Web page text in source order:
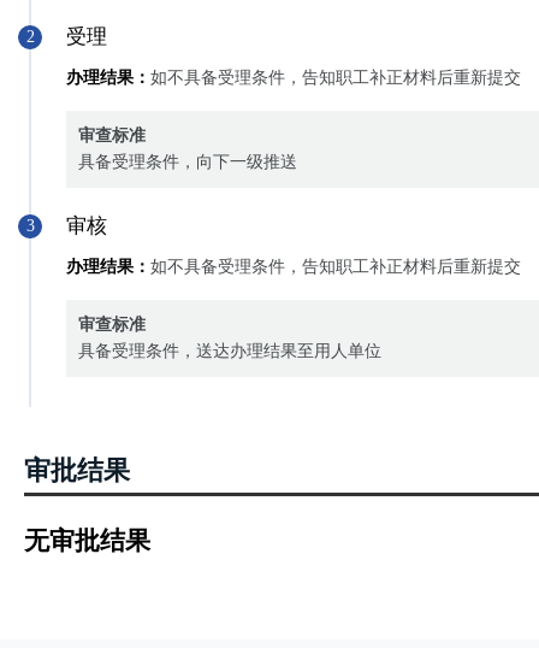
2 受理
办理结果： 如不具备受理条件，告知职工补正材料后重新提交
审查标准
具备受理条件，向下一级推送
3 审核
办理结果： 如不具备受理条件，告知职工补正材料后重新提交
审查标准
具备受理条件，送达办理结果至用人单位
审批结果
无审批结果